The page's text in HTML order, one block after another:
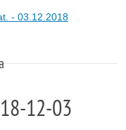
- 03.12.2018
12-03